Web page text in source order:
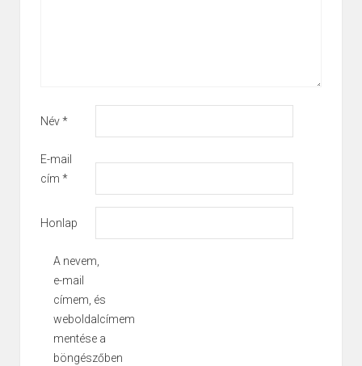
Név*
E-mail
cím *
Honlap
A nevem,
e-mail
címem, és
weboldalcímem
mentése a
böngészőben